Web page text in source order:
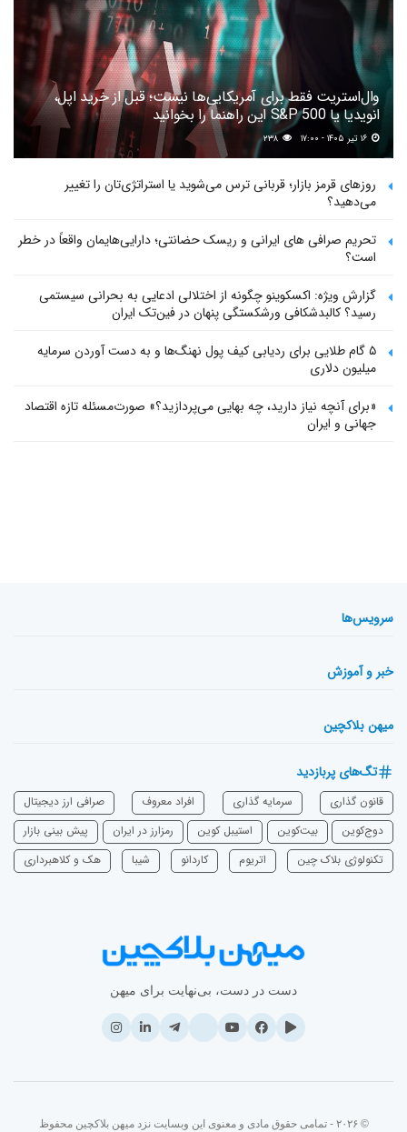
وال‌استریت فقط برای آمریکایی‌ها نیست؛ قبل از خرید اپل،
انویدیا یا S&P 500 این راهنما را بخوانید
۲۳۸
روزهای قرمز بازار؛ قربانی ترس می‌شوید یا استراتژی‌تان را تغییر
می‌دهید؟
تحریم صرافی های ایرانی و ریسک حضانتی؛ دارایی‌هایمان واقعاً در خطر
است؟
گزارش ویژه: اکسکوینو چگونه از اختلالی ادعایی به بحرانی سیستمی
رسید؟ کالبدشکافی ورشکستگی پنهان در فین‌تک ایران
۵ گام طلایی برای ردیابی کیف پول‌ نهنگ‌ها و به دست آوردن سرمایه
میلیون دلاری
«برای آنچه نیاز دارید، چه بهایی می‌پردازید؟» صورت‌مسئله تازه اقتصاد
جهانی و ایران
سرویس‌ها
خبر و آموزش
میهن بلاکچین
تگ‌های پربازدید
قانون گذاری سرمایه‌ گذاری افراد معروف
صرافی ارز دیجیتال
دوج‌کوین
بیت‌کوین استیبل کوین رمزارز در ایران
پیش بینی بازار
تکنولوژی بلاک چین
اتریوم ‌کاردانو شیبا هک و کلاهبرداری
دست در دست، بی‌نهایت برای میهن
© ۲۰۲۶ - تمامی حقوق مادی و معنوی این وبسایت نزد میهن بلاکچین محفوظ